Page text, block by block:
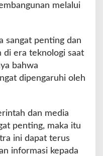
melalui
sangat penting dan
di era teknologi saat
bahwa
dipengaruhi oleh
dan media
penting, maka itu
ini dapat terus
informasi kepada